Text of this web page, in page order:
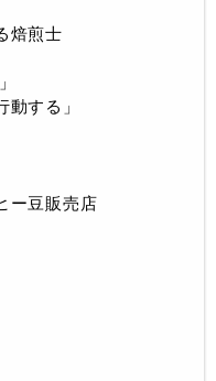
焙煎士
動する」
ー豆販売店